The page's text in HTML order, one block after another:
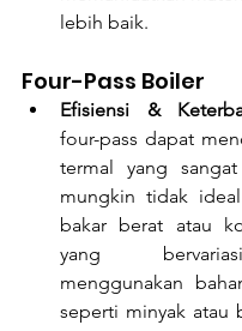
lebih baik.
Four-Pass Boiler
Efisiensi &
four-pass dapat
termal yang
mungkin tidak
bakar berat atau
yang
menggunakan
seperti minyak atau